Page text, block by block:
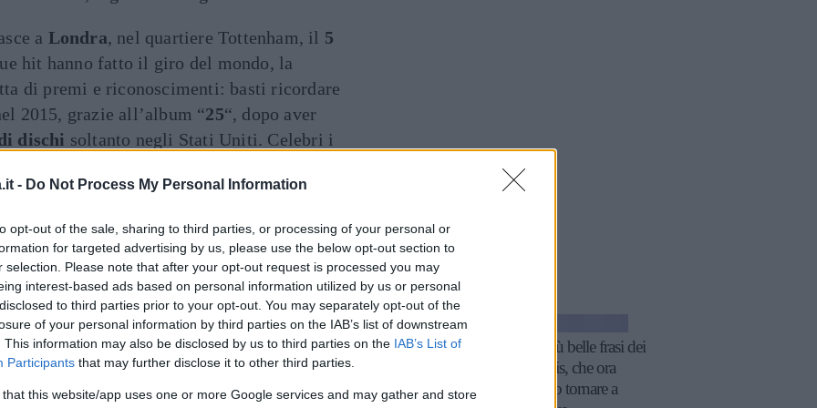
- Do Not Process My Personal Information
opt-out of the sale, sharing to third parties, or processing of your personal or
for targeted advertising by us, please use the below opt-out section to
selection. Please note that after your opt-out request is processed you may
interest-based ads based on personal information utilized by us or personal
to third parties prior to your opt-out. You may separately opt-out of the
of your personal information by third parties on the IAB’s list of downstream
This information may also be disclosed by us to third parties on the IAB’s List of
Participants that may further disclose it to other third parties.
that this website/app uses one or more Google services and may gather and store
a Londra, nel quartiere Tottenham, il 5
hit hanno fatto il giro del mondo, la
di premi e riconoscimenti: basti ricordare
2015, grazie all’album “25“, dopo aver
dischi soltanto negli Stati Uniti. Celebri i
milioni di fan “
like You”, “Turning Tables”, “Send My
in the Deep” e “When We Were
a leggere dopo la pubblicità
occasione del matrimonio di una sua cara
lasciato pochi dubbi sull’imminente
Articolia tema
Le 10 più belle frasi dei
The Oasis, che ora
possiamo tornare a